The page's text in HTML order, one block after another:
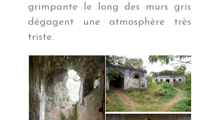
grimpante le long des murs gris
dégagent une atmosphère très
triste.